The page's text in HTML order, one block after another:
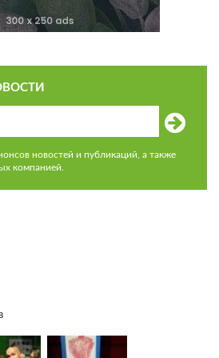
новостей и публикаций, а также
компанией.